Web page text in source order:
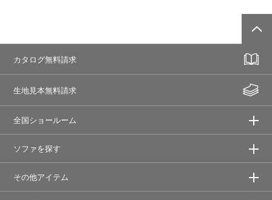
カタログ無料請求
生地見本無料請求
全国ショールーム
ソファを探す
その他アイテム